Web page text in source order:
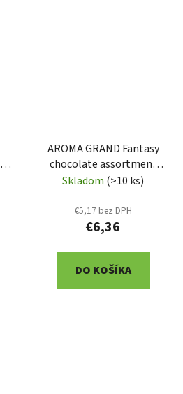
AROMA GRAND Fantasy
chocolate assortment
200g (5780)
Skladom (>10 ks)
€5,17 bez DPH
€6,36
DO KOŠÍKA